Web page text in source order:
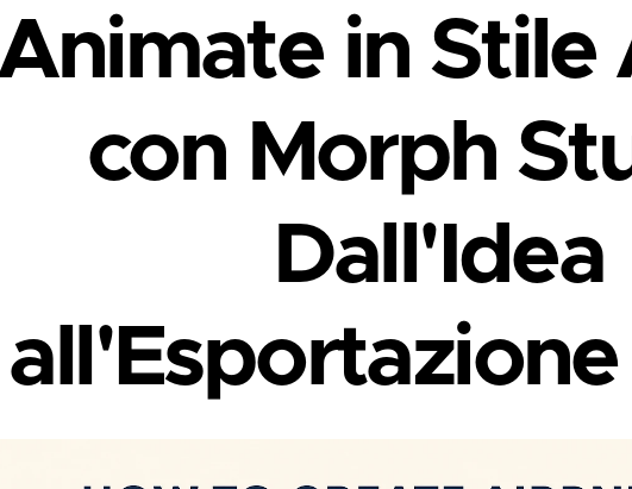
in Stile
con Morph
Dall'Idea